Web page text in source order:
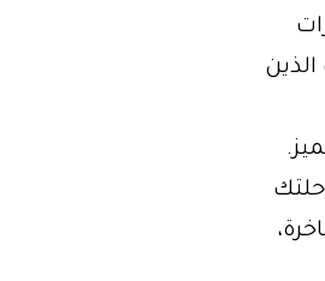
الذين
والتميز.